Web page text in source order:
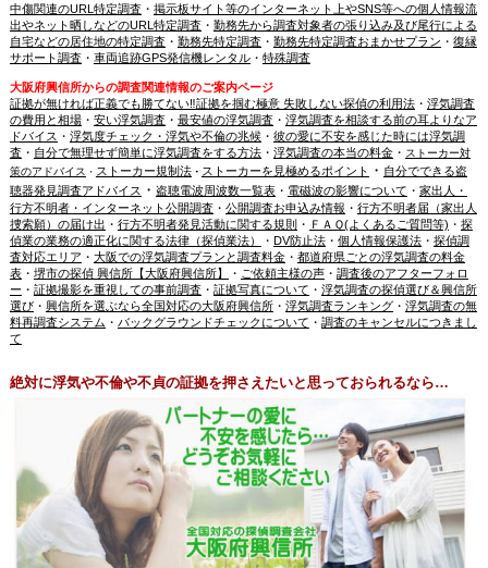
中傷関連のURL特定調査・ 掲示板サイト等のインターネット上やSNS等への個人情報流
出やネット晒しなどのURL特定調査・ 勤務先から調査対象者の張り込み及び尾行による
自宅などの居住地の特定調査・ 勤務先特定調査・ 勤務先特定調査おまかせプラン ・ 復縁
サポート調査・ 車両追跡GPS発信機レンタル・ 特殊調査
大阪府興信所からの調査関連情報のご案内ページ
証拠が無ければ正義でも勝てない‼証拠を掴む極意 失敗しない探偵の利用法・ 浮気調査
の費用と相場・ 安い浮気調査・ 最安値の浮気調査・ 浮気調査を相談する前の耳よりなア
ドバイス ・ 浮気度チェック・浮気や不倫の兆候・ 彼の愛に不安を感じた時には浮気調
査・ 自分で無理せず簡単に浮気調査をする方法・ 浮気調査の本当の料金・ ストーカー対
策のアドバイス ・ ストーカー規制法・ ストーカーを見極めるポイント ・ 自分でできる盗
聴器発見調査アドバイス ・ 盗聴電波周波数一覧表・ 電磁波の影響について ・ 家出人・
行方不明者・インターネット公開調査・ 公開調査お申込み情報 ・ 行方不明者届（家出人
捜索願）の届け出 ・ 行方不明者発見活動に関する規則 ・ ＦＡＱ(よくあるご質問等) ・ 探
偵業の業務の適正化に関する法律（探偵業法）
・ DV防止法・ 個人情報保護法・ 探偵調
査対応エリア ・ 大阪での浮気調査プランと調査料金・ 都道府県ごとの浮気調査の料金
表・ 堺市の探偵 興信所【大阪府興信所】 ・ ご依頼主様の声・ 調査後のアフターフォロ
ー ・ 証拠撮影を重視しての事前調査・ 証拠写真について ・ 浮気調査の探偵選び＆興信所
選び・ 興信所を選ぶなら全国対応の大阪府興信所・ 浮気調査ランキング・ 浮気調査の無
料再調査システム ・ バックグラウンドチェックについて ・ 調査のキャンセルにつきまし
て
絶対に浮気や不倫や不貞の証拠を押さえたいと思っておられるなら…